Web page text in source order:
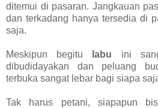
ditemui di pasaran. Jangkauan
dan terkadang hanya tersedia di
saja.
Meskipun begitu labu ini
dibudidayakan dan peluang
terbuka sangat lebar bagi siapa
Tak harus petani, siapapun